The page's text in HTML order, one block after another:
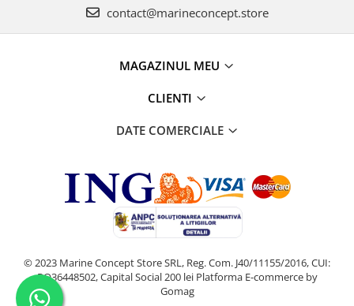
contact@marineconcept.store
MAGAZINUL MEU
CLIENTI
DATE COMERCIALE
© 2023 Marine Concept Store SRL, Reg. Com. J40/11155/2016, CUI:
RO36448502, Capital Social 200 lei Platforma E-commerce by
Gomag